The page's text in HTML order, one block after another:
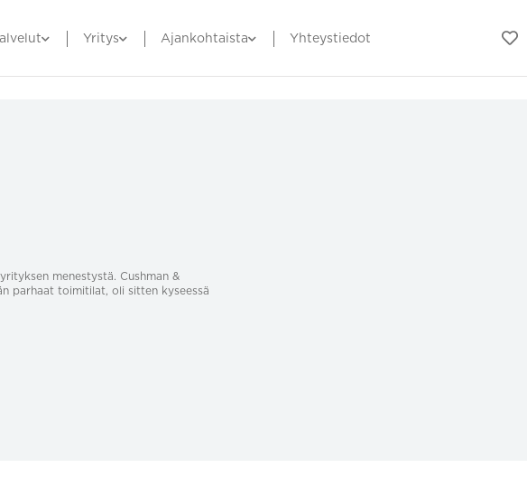
Yritys Ajankohtaista Yhteystiedot
menestystä. Cushman &
parhaat toimitilat, oli sitten kyseessä